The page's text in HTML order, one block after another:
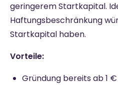
geringerem Startkapital.
Haftungsbeschränkung
Startkapital haben.
Vorteile:
Gründung bereits ab 1